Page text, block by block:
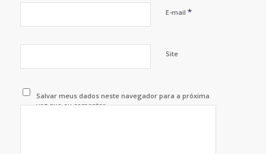
E-mail *
Site
Salvar meus dados neste navegador para a próxima
vez que eu comentar.